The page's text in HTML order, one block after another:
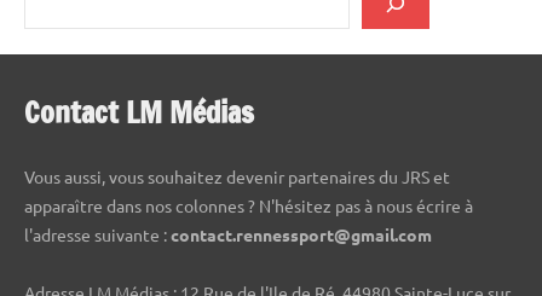
Contact LM Médias
Vous aussi, vous souhaitez devenir partenaires du JRS et
apparaître dans nos colonnes ? N'hésitez pas à nous écrire à
l'adresse suivante :contact.rennessport@gmail.com